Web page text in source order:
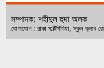
সম্পাদক: শহীদুল হুদা অলক
যোগাযোগ : রাকা মাল্টিমিডিয়া, স্কুল